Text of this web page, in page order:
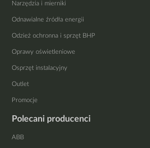
Narzędzia i mierniki
Odnawialne źródła energii
Odzież ochronna i sprzęt BHP
Oprawy oświetleniowe
Osprzęt instalacyjny
Outlet
Promocje
Polecani producenci
ABB